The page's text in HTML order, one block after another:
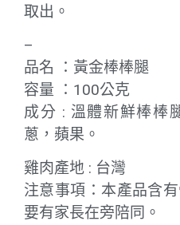
取出。
–
品名 ：黃金棒棒腿
容量 ：100公克
成分 : 溫體新鮮棒棒
蔥，蘋果。
雞肉產地 : 台灣
注意事項：本產品含
要有家長在旁陪同。